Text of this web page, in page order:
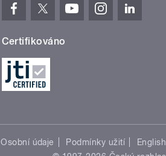
Certifikováno
Osobní údaje Podmínky užití
English